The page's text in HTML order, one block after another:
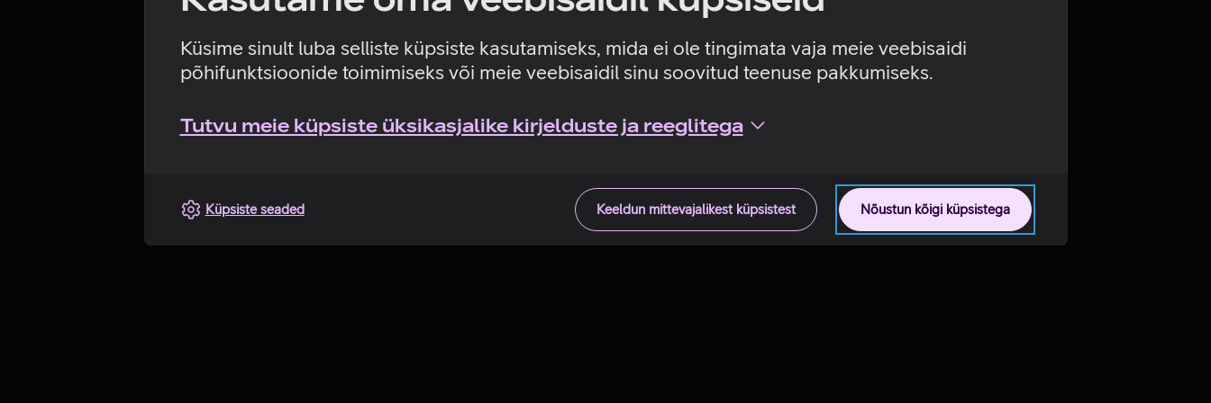
Küsime sinult luba selliste küpsiste kasutamiseks, mida ei ole tingimata vaja meie veebisaidi
põhifunktsioonide toimimiseks või meie veebisaidil sinu soovitud teenuse pakkumiseks.
Tutvu meie küpsiste üksikasjalike kirjelduste ja reeglitega
Nõustun kõigi küpsistega
Keeldun mittevajalikest küpsistest
Küpsiste seaded